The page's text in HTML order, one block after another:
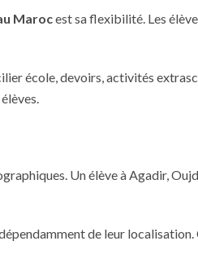
Marocest sa flexibilité. Les
école, devoirs, activités
Un élève à Agadir,
de leur